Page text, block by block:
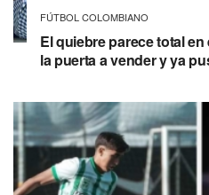
FÚTBOL COLOMBIANO
El quiebre parece total
la puerta a vender y ya